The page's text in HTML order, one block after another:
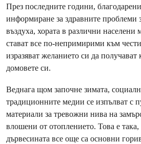
През последните години,
информиране за здравните проблеми
въздуха, хората в различни
стават все по-непримирими към
изразяват желанието си да получават
домовете си.
Веднага щом започне зимата,
традиционните медии се изпълват с
материали за тревожни нива на
влошени от отоплението. Това е
дървесината все още са основни